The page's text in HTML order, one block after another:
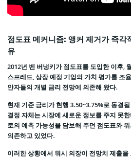
점도표 메커니즘: 앵커 제거가 즉각
유
2012년 벤 버냉키가 점도표를 도입한 이후,
스프레드, 상장 예정 기업의 가치 평가를 조
안자들의 개별 금리 전망에 의존해 왔다.
현재 기준 금리가 현행 3.50~3.75%로 동결
결정 자체는 시장에 새로운 정보를 주지 못
로의 예측 가능성을 담보해 주던 점도표와
의존하고 있었다.
이러한 상황에서 워시 의장이 전망치 제출